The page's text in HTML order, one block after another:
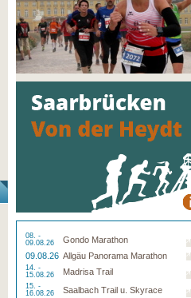
08. -
09.08.26
Gondo Marathon
09.08.26 Allgäu Panorama Marathon
14. -
15.08.26
Madrisa Trail
15. -
16.08.26
Saalbach Trail u. Skyrace